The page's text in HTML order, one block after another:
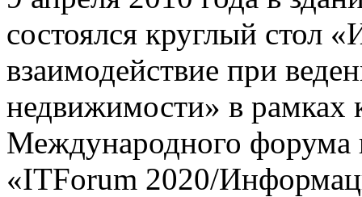
состоялся круглый стол
взаимодействие при
недвижимости» в рамках
Международного форума
«ITForum 2020/